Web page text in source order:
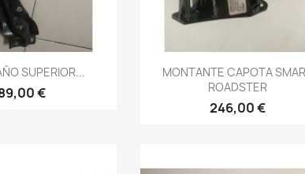
rápida
SUPERIOR...
€
Vista rápida
MONTANTE CAPOTA
ROADSTER
246,00 €